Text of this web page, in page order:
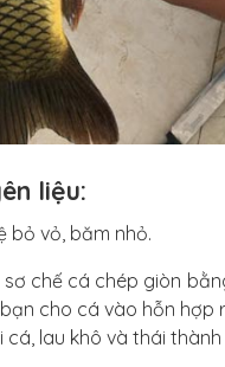
liệu:
bỏ vỏ, băm nhỏ.
sơ chế cá chép giòn
cho cá vào hỗn
cá, lau khô và thái